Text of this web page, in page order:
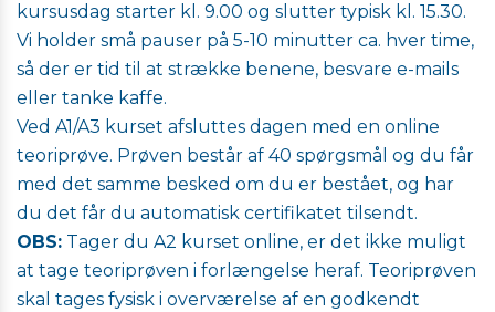
kursusdag starter kl. 9.00 og slutter typisk kl. 15.30.
Vi holder små pauser på 5-10 minutter ca. hver time,
så der er tid til at strække benene, besvare e-mails
eller tanke kaffe.
Ved A1/A3 kurset afsluttes dagen med en online
teoriprøve. Prøven består af 40 spørgsmål og du får
med det samme besked om du er bestået, og har
du det får du automatisk certifikatet tilsendt.
OBS: Tager du A2 kurset online, er det ikke muligt
at tage teoriprøven i forlængelse heraf. Teoriprøven
skal tages fysisk i overværelse af en godkendt